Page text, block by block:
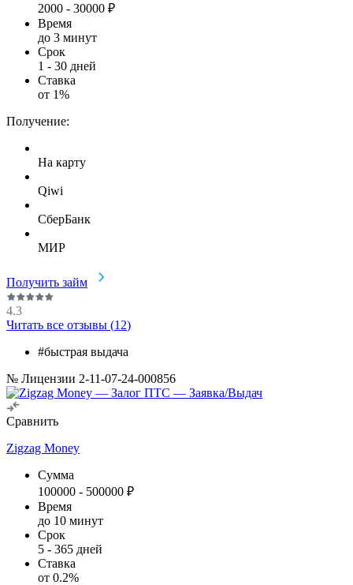
2000 - 30000 ₽
Время
до 3 минут
Срок
1 - 30 дней
Ставка
от 1%
Получение:
На карту
Qiwi
СберБанк
МИР
Получить займ
4.3
Читать все отзывы (12)
#быстрая выдача
№ Лицензии 2-11-07-24-000856
Сравнить
Zigzag Money
Сумма
100000 - 500000 ₽
Время
до 10 минут
Срок
5 - 365 дней
Ставка
от 0.2%